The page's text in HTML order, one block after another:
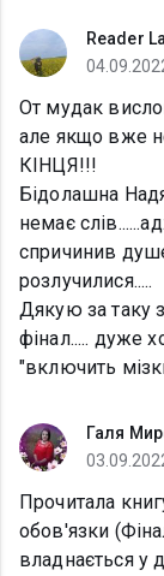
Reader
От мудак
але якщо вже
КІНЦЯ!!!
Бідолашна
немає
спричинив
розлучилися.....
Дякую за таку
фінал..... дуже
"включить
Галя
Прочитала
обов'язки
владнається у